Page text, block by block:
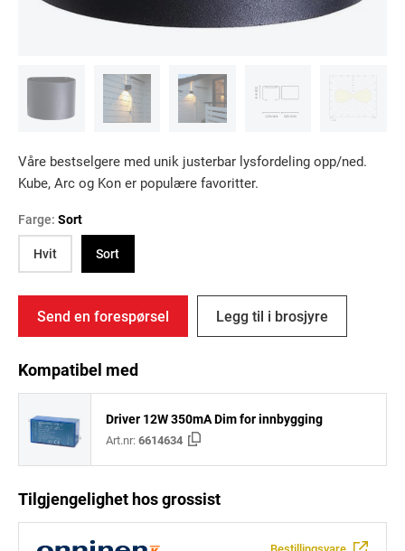
Våre bestselgere med unik justerbar lysfordeling opp/ned.
Kube, Arc og Kon er populære favoritter.
Farge: Sort
Hvit
Sort
Send en forespørsel Legg til i brosjyre
Kompatibel med
Driver 12W 350mA Dim for innbygging
Art.nr:6614634
Tilgjengelighet hos grossist